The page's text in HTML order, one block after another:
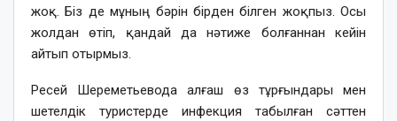
жоқ. Біз де мұның бәрін бірден білген жоқпыз. Осы
жолдан өтіп, қандай да нәтиже болғаннан кейін
айтып отырмыз.
Ресей Шереметьевода алғаш өз тұрғындары мен
шетелдік туристерде инфекция табылған сәттен